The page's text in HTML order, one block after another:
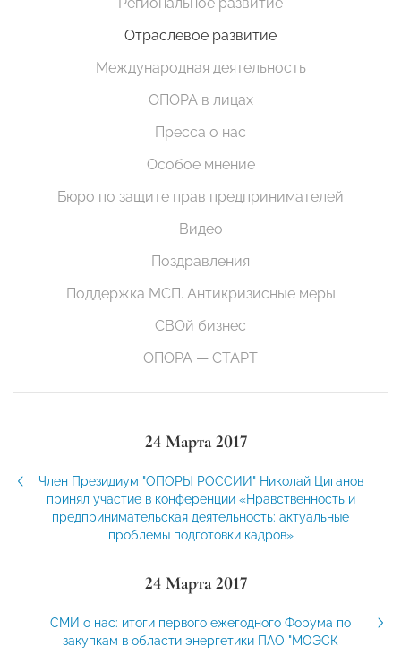
Отраслевое развитие
Международная деятельность
ОПОРА в лицах
Пресса о нас
Особое мнение
Бюро по защите прав предпринимателей
Видео
Поздравления
Поддержка МСП. Антикризисные меры
СВОй бизнес
ОПОРА — СТАРТ
24 Марта 2017
Член Президиум "ОПОРЫ РОССИИ" Николай Циганов
принял участие в конференции «Нравственность и
предпринимательская деятельность: актуальные
проблемы подготовки кадров»
24 Марта 2017
СМИ о нас: итоги первого ежегодного Форума по
закупкам в области энергетики ПАО "МОЭСК